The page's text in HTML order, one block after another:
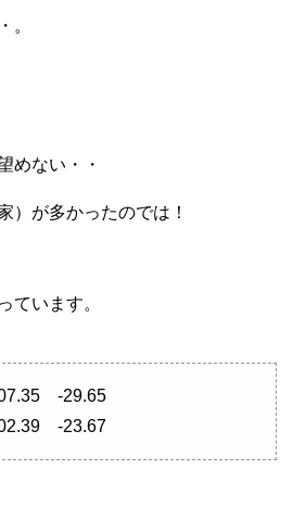
。
めない・・
）が多かったのでは！
ています。
-29.65
-23.67